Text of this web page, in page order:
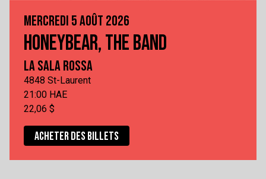
MERCREDI 5 AOÛT 2026
HONEYBEAR, THE BAND
LA SALA ROSSA
4848 St-Laurent
21:00 HAE
22,06 $
ACHETER DES BILLETS